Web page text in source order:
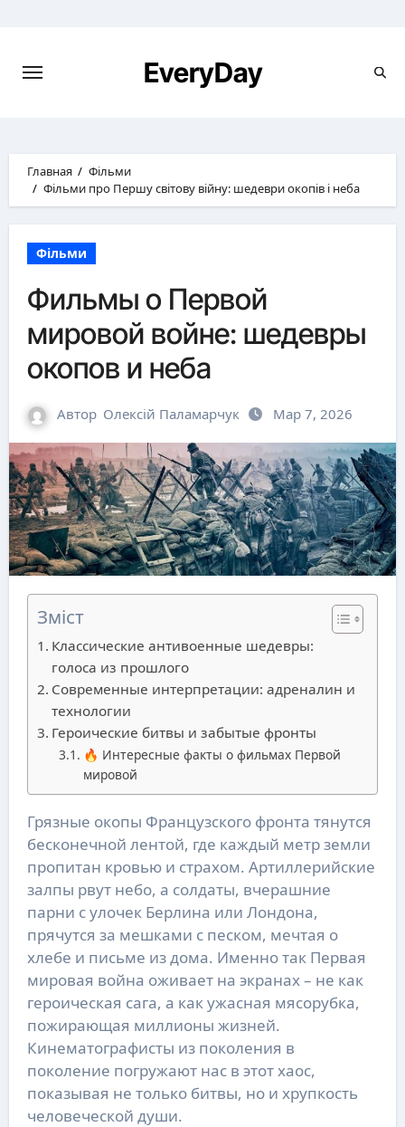
EveryDay
Главная
Фільми
Фільми про Першу світову війну: шедеври окопів і неба
Фільми
Фильмы о Первой
мировой войне: шедевры
окопов и неба
Автор Олексій Паламарчук Мар 7, 2026
Зміст
Классические антивоенные шедевры:
голоса из прошлого
Современные интерпретации: адреналин и
технологии
Героические битвы и забытые фронты
🔥 Интересные факты о фильмах Первой
мировой
Грязные окопы Французского фронта тянутся
бесконечной лентой, где каждый метр земли
пропитан кровью и страхом. Артиллерийские
залпы рвут небо, а солдаты, вчерашние
парни с улочек Берлина или Лондона,
прячутся за мешками с песком, мечтая о
хлебе и письме из дома. Именно так Первая
мировая война оживает на экранах – не как
героическая сага, а как ужасная мясорубка,
пожирающая миллионы жизней.
Кинематографисты из поколения в
поколение погружают нас в этот хаос,
показывая не только битвы, но и хрупкость
человеческой души.